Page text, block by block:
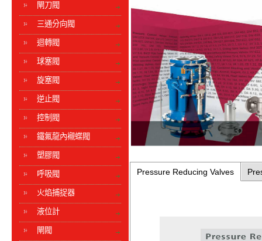
閘刀閥
三通分向閥
迴轉閥
球塞閥
旋塞閥
逆止閥
控制閥
鐵氟龍內襯蝶閥
塑膠閥
呼吸閥
火焰捕捉器
液位計
閘閥
Pressure Reducing Valves